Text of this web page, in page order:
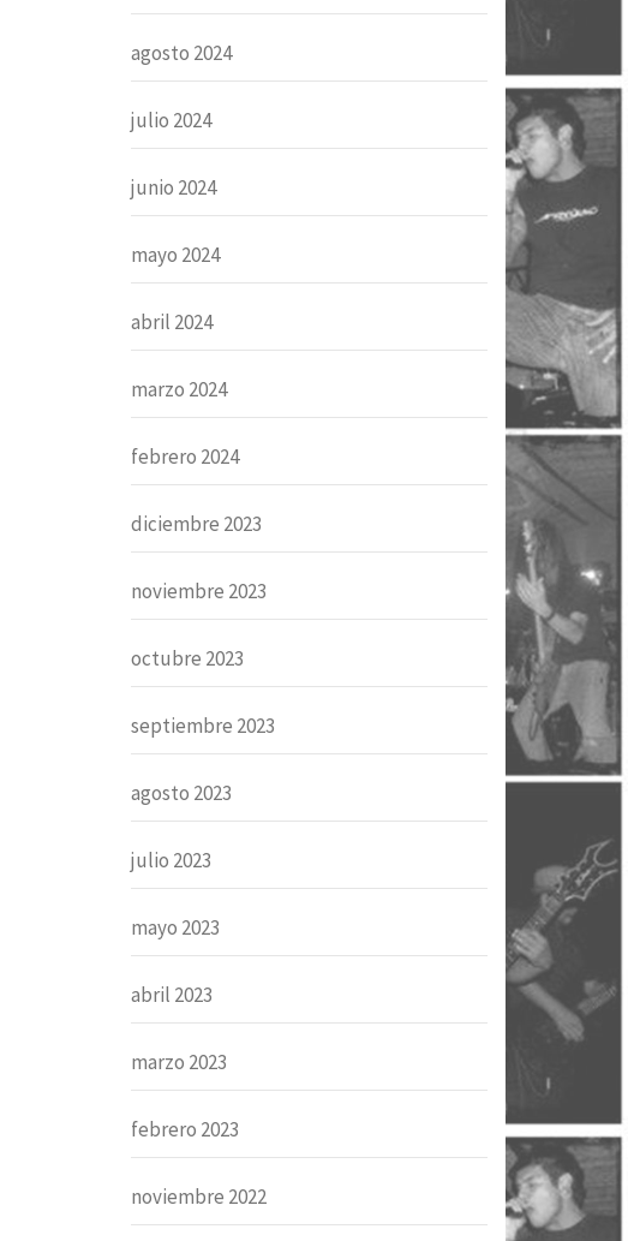
agosto 2024
julio 2024
junio 2024
mayo 2024
abril 2024
marzo 2024
febrero 2024
diciembre 2023
noviembre 2023
octubre 2023
septiembre 2023
agosto 2023
julio 2023
mayo 2023
abril 2023
marzo 2023
febrero 2023
noviembre 2022